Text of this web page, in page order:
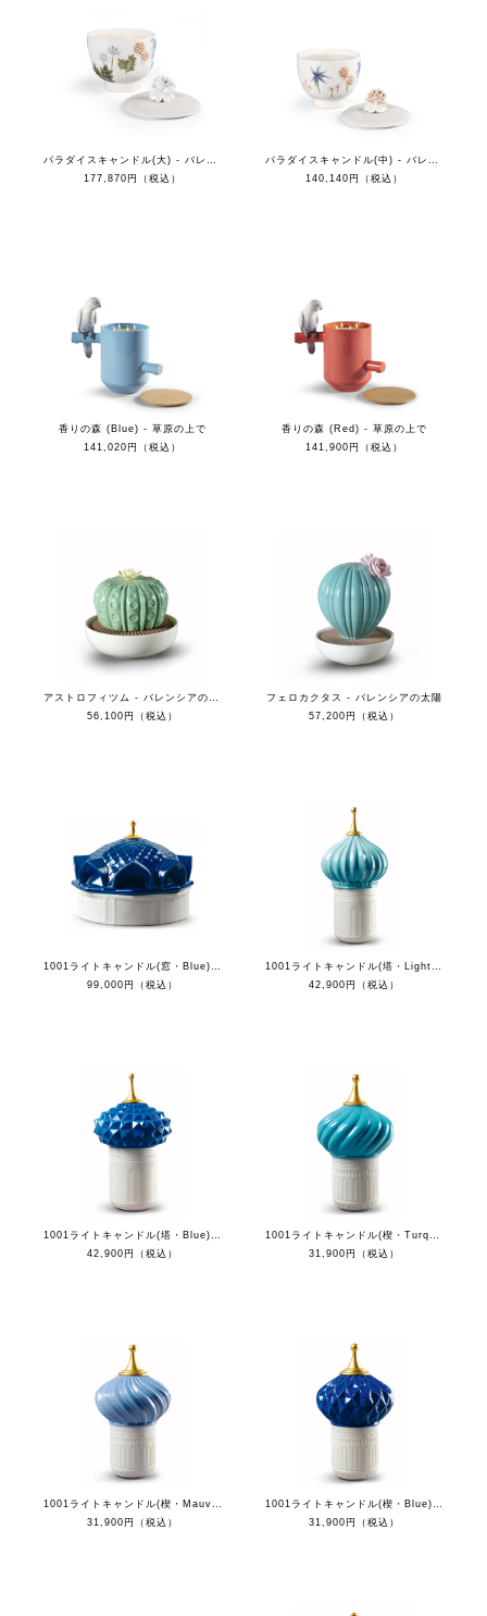
パラダイスキャンドル(大) - バレンシアの太陽
177,870円（税込）
パラダイスキャンドル(中) - バレンシアの太陽
140,140円（税込）
香りの森 (Blue) - 草原の上で
141,020円（税込）
香りの森 (Red) - 草原の上で
141,900円（税込）
アストロフィツム - バレンシアの太陽
56,100円（税込）
フェロカクタス - バレンシアの太陽
57,200円（税込）
1001ライトキャンドル(窓・Blue) - 自由な心
99,000円（税込）
1001ライトキャンドル(塔・Light Blue) - 自由な心
42,900円（税込）
1001ライトキャンドル(塔・Blue) - 自由な心
42,900円（税込）
1001ライトキャンドル(楔・Turquoise) - 自由な心
31,900円（税込）
1001ライトキャンドル(楔・Mauve) - 自由な心
31,900円（税込）
1001ライトキャンドル(楔・Blue) - 自由な心
31,900円（税込）